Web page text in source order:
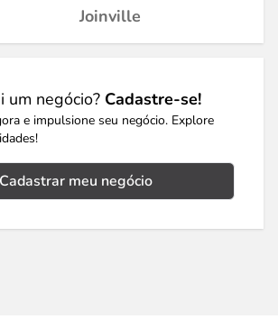
Joinville
um negócio? Cadastre-se!
e impulsione seu negócio. Explore
Cadastrar meu negócio